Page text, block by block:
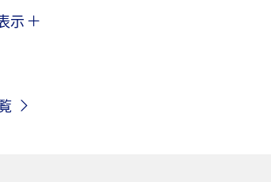
ピン
示